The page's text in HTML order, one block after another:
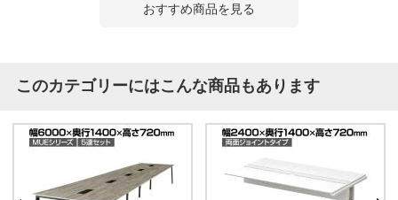
おすすめ商品を見る
このカテゴリーにはこんな商品もあります